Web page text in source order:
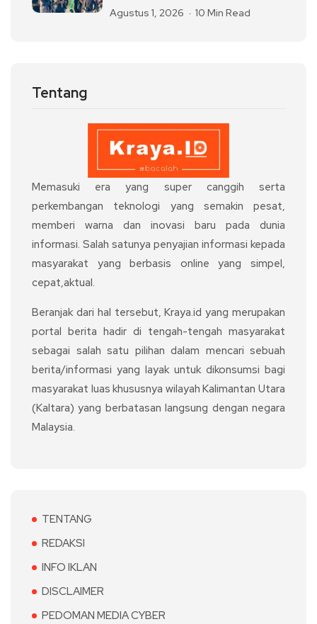
Agustus 1, 2026 10 Min Read
Tentang
Memasuki era yang super canggih serta
perkembangan teknologi yang semakin pesat,
memberi warna dan inovasi baru pada dunia
informasi. Salah satunya penyajian informasi kepada
masyarakat yang berbasis online yang simpel,
cepat,aktual.
Beranjak dari hal tersebut, Kraya.id yang merupakan
portal berita hadir di tengah-tengah masyarakat
sebagai salah satu pilihan dalam mencari sebuah
berita/informasi yang layak untuk dikonsumsi bagi
masyarakat luas khususnya wilayah Kalimantan Utara
(Kaltara) yang berbatasan langsung dengan negara
Malaysia.
TENTANG
REDAKSI
INFO IKLAN
DISCLAIMER
PEDOMAN MEDIA CYBER